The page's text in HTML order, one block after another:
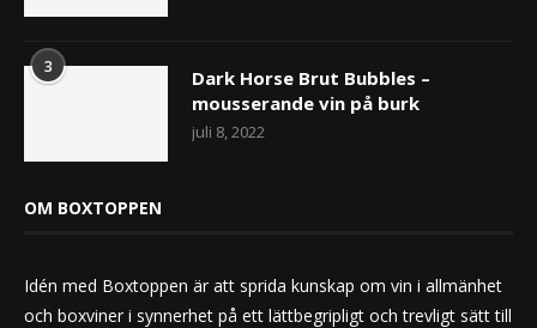
3
Dark Horse Brut Bubbles –
mousserande vin på burk
juli 8, 2022
OM BOXTOPPEN
Idén med Boxtoppen är att sprida kunskap om vin i allmänhet
och boxviner i synnerhet på ett lättbegripligt och trevligt sätt till